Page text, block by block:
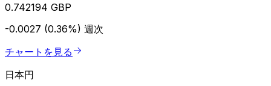
0.742194 GBP
-0.0027 (0.36%) 週次
チャートを見る
日本円